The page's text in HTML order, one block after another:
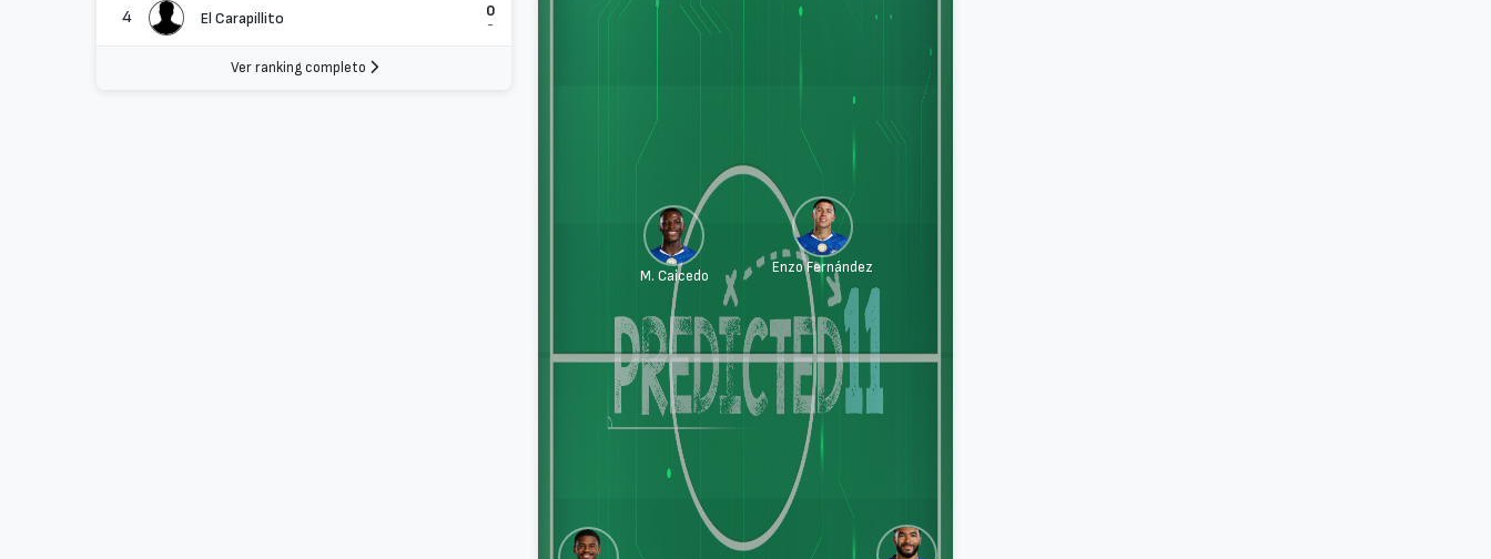
4 El Carapillito 0
-
Ver ranking completo
Enzo Fernández
M. Caicedo